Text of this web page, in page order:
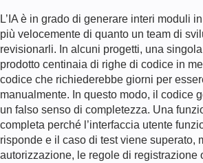
L’IA è in grado di generare interi moduli
più velocemente di quanto un team di
revisionarli. In alcuni progetti, una
prodotto centinaia di righe di codice in
codice che richiederebbe giorni per
manualmente. In questo modo, il codice
un falso senso di completezza. Una
completa perché l’interfaccia utente
risponde e il caso di test viene superato,
autorizzazione, le regole di registrazione